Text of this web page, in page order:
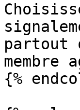
partout
membre
{%